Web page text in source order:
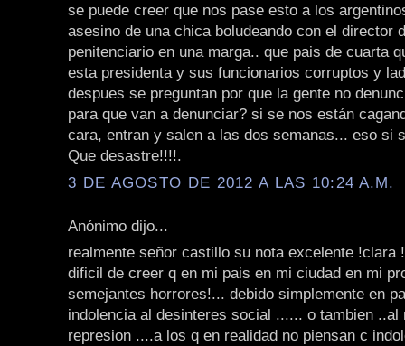
se puede creer que nos pase esto a los
asesino de una chica boludeando con el director
penitenciario en una marga.. que pais de cuarta
esta presidenta y sus funcionarios corruptos y
despues se preguntan por que la gente no
para que van a denunciar? si se nos están
cara, entran y salen a las dos semanas... eso si
Que desastre!!!!.
3 DE AGOSTO DE 2012 A LAS 10:24 A.M.
Anónimo dijo...
realmente señor castillo su nota excelente !clara
dificil de creer q en mi pais en mi ciudad en mi
semejantes horrores!... debido simplemente en
indolencia al desinteres social ...... o tambien ..al
represion ....a los q en realidad no piensan c